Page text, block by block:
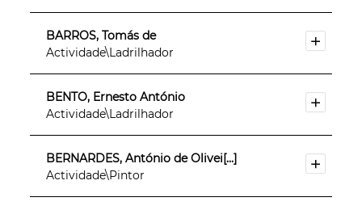
BARROS, Tomás de
Actividade\Ladrilhador
BENTO, Ernesto António
Actividade\Ladrilhador
BERNARDES, António de Olivei[...]
Actividade\Pintor